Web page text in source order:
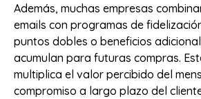
Además, muchas empresas
emails con programas de
puntos dobles o beneficios
acumulan para futuras compras.
multiplica el valor percibido del
compromiso a largo plazo del